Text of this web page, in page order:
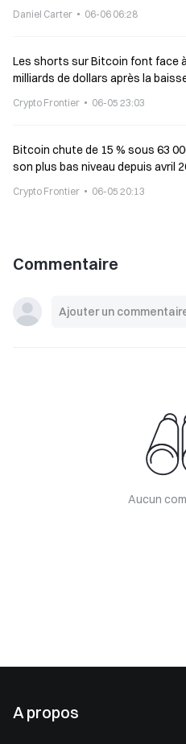
Daniel Carter 06-06 06:28
Les shorts sur Bitcoin font face
milliards de dollars après la
Crypto Frontier 06-05 23:03
Bitcoin chute de 15 % sous 63
son plus bas niveau depuis avril
Crypto Frontier 06-05 20:13
Commentaire
Aucun
A propos